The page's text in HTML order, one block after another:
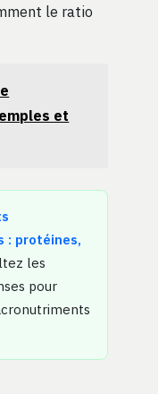
le ratio
et
: protéines,
les
pour